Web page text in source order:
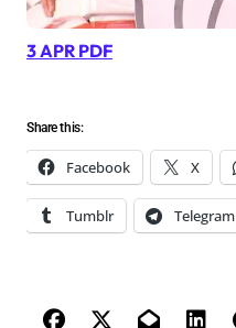
3 APR PDF
Share this:
Facebook X
Tumblr Telegram